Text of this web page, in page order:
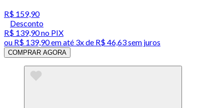
R$ 159,90
Desconto
R$ 139,90no PIX
ou R$ 139,90em até 3x de R$ 46,63 sem juros
COMPRAR AGORA